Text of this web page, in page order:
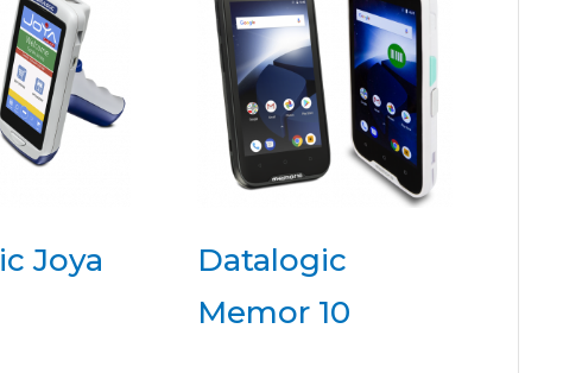
Joya
Datalogic
Memor 10